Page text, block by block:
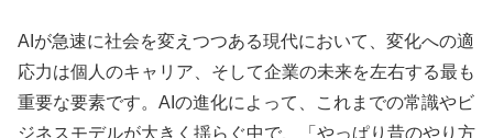
AIが急速に社会を変えつつある現代において、変化への適
応力は個人のキャリア、そして企業の未来を左右する最も
重要な要素です。AIの進化によって、これまでの常識やビ
ジネスモデルが大きく揺らぐ中で、「やっぱり昔のやり方